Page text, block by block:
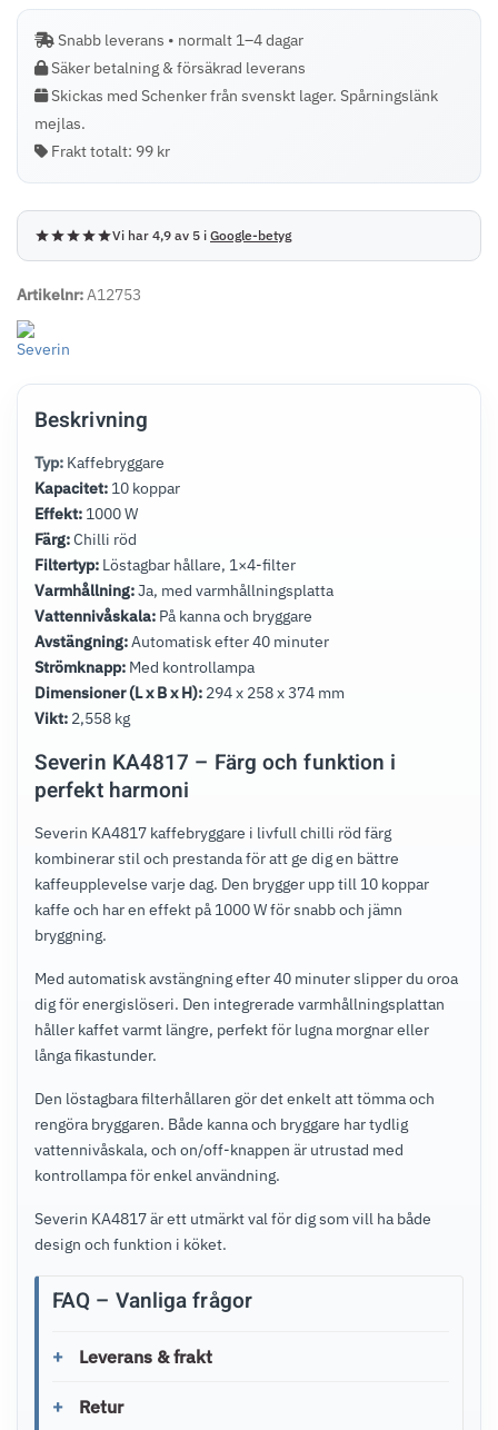
–
1000W
röd
mängd
Snabb leverans • normalt 1–4 dagar
Säker betalning & försäkrad leverans
Skickas med Schenker från svenskt lager. Spårningslänk
mejlas.
Frakt totalt: 99 kr
Vi har 4,9 av 5 i Google-betyg
Artikelnr:A12753
Beskrivning
Typ: Kaffebryggare
Kapacitet: 10 koppar
Effekt: 1000 W
Färg:Chilli röd
Filtertyp: Löstagbar hållare, 1×4-filter
Varmhållning:Ja, med varmhållningsplatta
Vattennivåskala: På kanna och bryggare
Avstängning:Automatisk efter 40 minuter
Strömknapp: Med kontrollampa
Dimensioner (L x B x H): 294 x 258 x 374 mm
Vikt: 2,558 kg
Severin KA4817 – Färg och funktion i
perfekt harmoni
Severin KA4817 kaffebryggare i livfull chilli röd färg
kombinerar stil och prestanda för att ge dig en bättre
kaffeupplevelse varje dag. Den brygger upp till 10 koppar
kaffe och har en effekt på 1000 W för snabb och jämn
bryggning.
Med automatisk avstängning efter 40 minuter slipper du oroa
dig för energislöseri. Den integrerade varmhållningsplattan
håller kaffet varmt längre, perfekt för lugna morgnar eller
långa fikastunder.
Den löstagbara filterhållaren gör det enkelt att tömma och
rengöra bryggaren. Både kanna och bryggare har tydlig
vattennivåskala, och on/off-knappen är utrustad med
kontrollampa för enkel användning.
Severin KA4817 är ett utmärkt val för dig som vill ha både
design och funktion i köket.
FAQ – Vanliga frågor
Leverans & frakt
Retur